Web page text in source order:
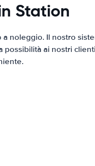
Station
noleggio. Il nostro
possibilità ai nostri